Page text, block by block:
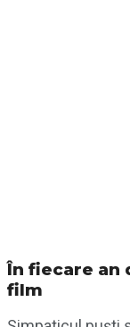
În fiecare an
film